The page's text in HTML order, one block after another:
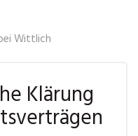
Wittlich
Klärung